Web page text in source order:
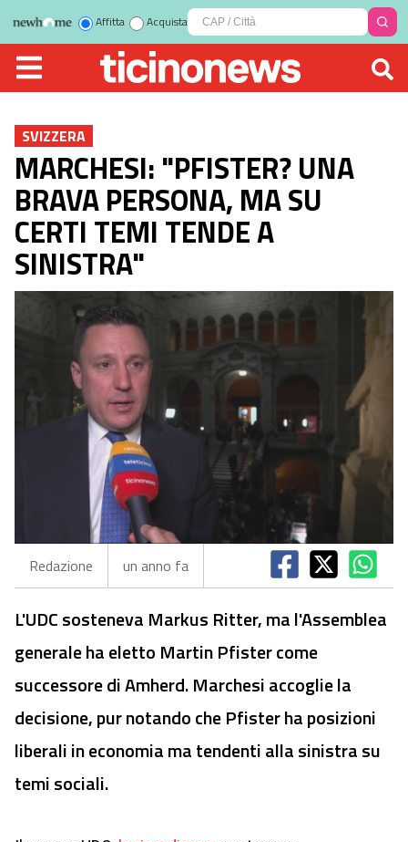
Affitta Acquista
SVIZZERA
MARCHESI: "PFISTER? UNA
BRAVA PERSONA, MA SU
CERTI TEMI TENDE A
SINISTRA"
Redazione un anno fa
L'UDC sosteneva Markus Ritter, ma l'Assemblea
generale ha eletto Martin Pfister come
successore di Amherd. Marchesi accoglie la
decisione, pur notando che Pfister ha posizioni
liberali in economia ma tendenti alla sinistra su
temi sociali.